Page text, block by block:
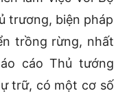
trương, biện pháp
trồng rừng, nhất
cáo Thủ tướng
trữ, có một cơ số